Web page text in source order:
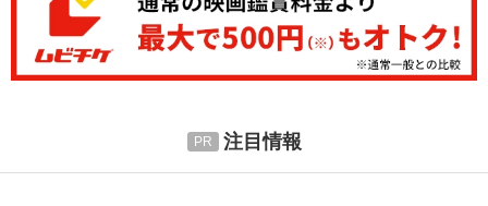
注目情報